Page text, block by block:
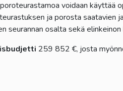
voidaan käyttää
ja porosta saatavien
seurannan osalta sekä
259 852 €, josta